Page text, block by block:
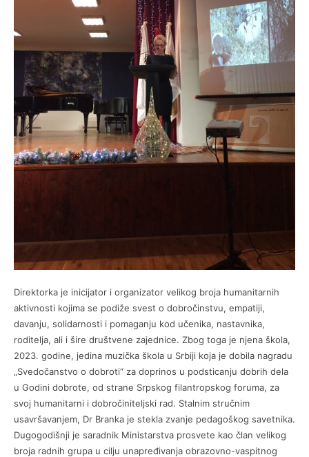
Direktorka je inicijator i organizator velikog broja humanitarnih
aktivnosti kojima se podiže svest o dobročinstvu, empatiji,
davanju, solidarnosti i pomaganju kod učenika, nastavnika,
roditelja, ali i šire društvene zajednice. Zbog toga je njena škola,
2023. godine, jedina muzička škola u Srbiji koja je dobila nagradu
„Svedočanstvo o dobroti“ za doprinos u podsticanju dobrih dela
u Godini dobrote, od strane Srpskog filantropskog foruma, za
svoj humanitarni i dobročiniteljski rad. Stalnim stručnim
usavršavanjem, Dr Branka je stekla zvanje pedagoškog savetnika.
Dugogodišnji je saradnik Ministarstva prosvete kao član velikog
broja radnih grupa u cilju unapređivanja obrazovno-vaspitnog